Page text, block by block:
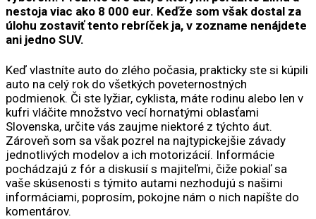
nestoja viac ako 8 000 eur. Keďže som však dostal za
úlohu zostaviť tento rebríček ja, v zozname nenájdete
ani jedno SUV.
Keď vlastníte auto do zlého počasia, prakticky ste si kúpili
auto na celý rok do všetkých poveternostných
podmienok. Či ste lyžiar, cyklista, máte rodinu alebo len v
kufri vláčite množstvo vecí hornatými oblasťami
Slovenska, určite vás zaujme niektoré z týchto áut.
Zároveň som sa však pozrel na najtypickejšie závady
jednotlivých modelov a ich motorizácií. Informácie
pochádzajú z fór a diskusií s majiteľmi, čiže pokiaľ sa
vaše skúsenosti s týmito autami nezhodujú s našimi
informáciami, poprosím, pokojne nám o nich napíšte do
komentárov.